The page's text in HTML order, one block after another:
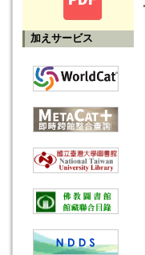
加えサービス